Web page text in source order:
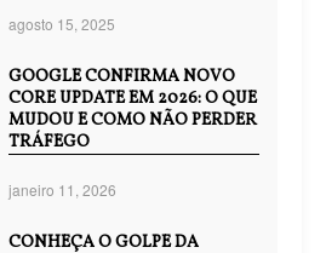
agosto 15, 2025
GOOGLE CONFIRMA NOVO
CORE UPDATE EM 2026: O QUE
MUDOU E COMO NÃO PERDER
TRÁFEGO
janeiro 11, 2026
CONHEÇA O GOLPE DA